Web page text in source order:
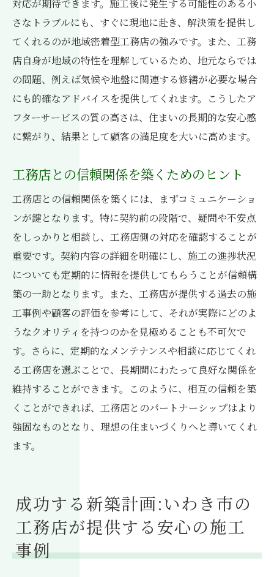
契約前に見ておきたい工務店の資格と実績
リフォームで失敗しないための注意点と工務店
の選び方
リフォームの目的を明確にするためのステ
工務店選びで重視すべきポイント
リフォーム契約で注意すべき条件と条項
法
リフォーム中のトラブル回避策
完成後の保証とアフターサービスについて
対応が期待できます。施工後に発生する可能性のある小
さなトラブルにも、すぐに現地に赴き、解決策を提供し
てくれるのが地域密着型工務店の強みです。また、工務
店自身が地域の特性を理解しているため、地元ならでは
の問題、例えば気候や地盤に関連する修繕が必要な場合
にも的確なアドバイスを提供してくれます。こうしたア
フターサービスの質の高さは、住まいの長期的な安心感
に繋がり、結果として顧客の満足度を大いに高めます。
工務店との信頼関係を築くためのヒント
工務店との信頼関係を築くには、まずコミュニケーショ
ンが鍵となります。特に契約前の段階で、疑問や不安点
をしっかりと相談し、工務店側の対応を確認することが
重要です。契約内容の詳細を明確にし、施工の進捗状況
についても定期的に情報を提供してもらうことが信頼構
築の一助となります。また、工務店が提供する過去の施
工事例や顧客の評価を参考にして、それが実際にどのよ
うなクオリティを持つのかを見極めることも不可欠で
す。さらに、定期的なメンテナンスや相談に応じてくれ
る工務店を選ぶことで、長期間にわたって良好な関係を
維持することができます。このように、相互の信頼を築
くことができれば、工務店とのパートナーシップはより
強固なものとなり、理想の住まいづくりへと導いてくれ
ます。
成功する新築計画:いわき市の
工務店が提供する安心の施工
事例